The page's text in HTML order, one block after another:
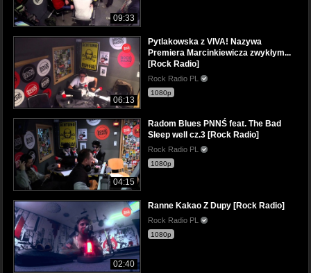
09:33
06:13
Pytlakowska z VIVA! Nazywa
Premiera Marcinkiewicza zwykłym...
[Rock Radio]
Rock Radio PL
1080p
04:15
Radom Blues PNNŚ feat. The Bad
Sleep well cz.3 [Rock Radio]
Rock Radio PL
1080p
02:40
Ranne Kakao Z Dupy [Rock Radio]
Rock Radio PL
1080p